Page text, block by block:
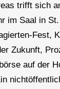
trifft sich
im Saal in
Fest,
Zukunft,
auf der